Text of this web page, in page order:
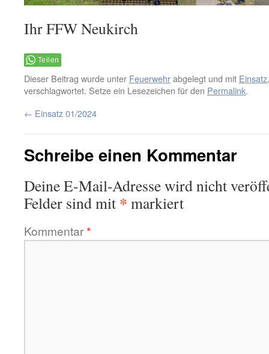
Ihr FFW Neukirch
Teilen
Dieser Beitrag wurde unter Feuerwehrabgelegt und mit Einsatz
verschlagwortet. Setze ein Lesezeichen für den Permalink.
← Einsatz 01/2024
Schreibe einen Kommentar
Deine E-Mail-Adresse wird nicht
Felder sind mit * markiert
Kommentar*